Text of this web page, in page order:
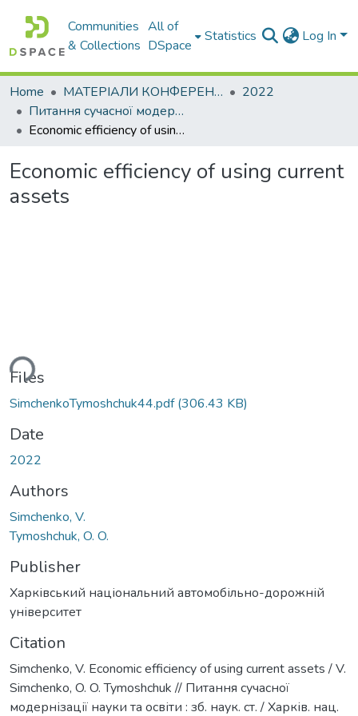
Communities
& Collections
All of
DSpace
Statistics Log In
Home МАТЕРІАЛИ КОНФЕРЕНЦІЙ
2022
Питання сучасної модернізації науки та освіти
Economic efficiency of using current assets
Economic efficiency of using current
assets
Files
SimchenkoTymoshchuk44.pdf(306.43 KB)
Date
2022
Authors
Simchenko, V.
Tymoshchuk, O. O.
Publisher
Харківський національний автомобільно-дорожній
університет
Citation
Simchenko, V. Economic efficiency of using current assets / V.
Simchenko, O. O. Tymoshchuk // Питання сучасної
модернізації науки та освіти : зб. наук. ст. / Харків. нац.